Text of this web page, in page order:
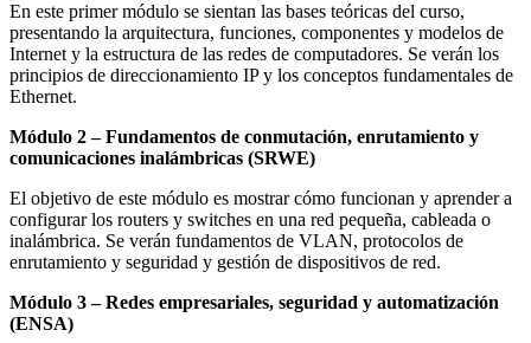
En este primer módulo se sientan las bases teóricas del curso,
presentando la arquitectura, funciones, componentes y modelos de
Internet y la estructura de las redes de computadores. Se verán los
principios de direccionamiento IP y los conceptos fundamentales de
Ethernet.
Módulo 2 – Fundamentos de conmutación, enrutamiento y
comunicaciones inalámbricas (SRWE)
El objetivo de este módulo es mostrar cómo funcionan y aprender a
configurar los routers y switches en una red pequeña, cableada o
inalámbrica. Se verán fundamentos de VLAN, protocolos de
enrutamiento y seguridad y gestión de dispositivos de red.
Módulo 3 – Redes empresariales, seguridad y automatización
(ENSA)